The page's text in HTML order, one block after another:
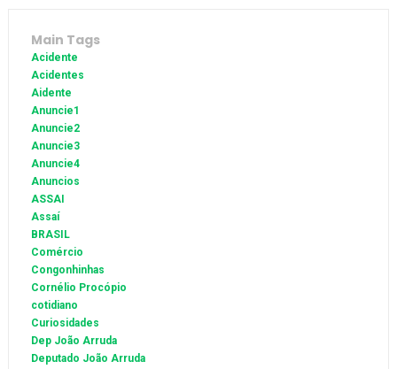
Main Tags
Acidente
Acidentes
Aidente
Anuncie1
Anuncie2
Anuncie3
Anuncie4
Anuncios
ASSAI
Assaí
BRASIL
Comércio
Congonhinhas
Cornélio Procópio
cotidiano
Curiosidades
Dep João Arruda
Deputado João Arruda